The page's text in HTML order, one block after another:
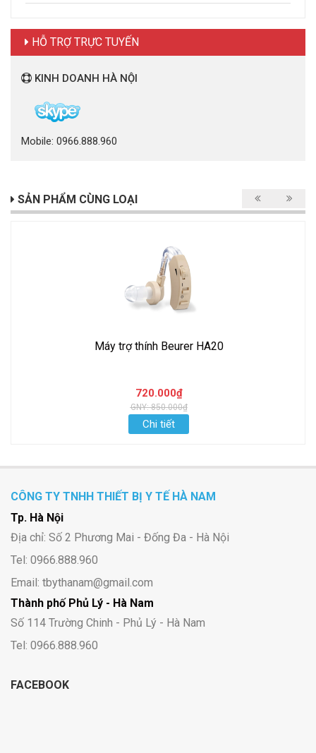
HỖ TRỢ TRỰC TUYẾN
KINH DOANH HÀ NỘI
Mobile: 0966.888.960
SẢN PHẨM CÙNG LOẠI
Máy trợ thính Beurer HA20
720.000₫
GNY: 850.000₫
Chi tiết
CÔNG TY TNHH THIẾT BỊ Y TẾ HÀ NAM
Tp. Hà Nội
Địa chỉ: Số 2 Phương Mai - Đống Đa - Hà Nội
Tel: 0966.888.960
Email: tbythanam@gmail.com
Thành phố Phủ Lý - Hà Nam
Số 114 Trường Chinh - Phủ Lý - Hà Nam
Tel: 0966.888.960
FACEBOOK